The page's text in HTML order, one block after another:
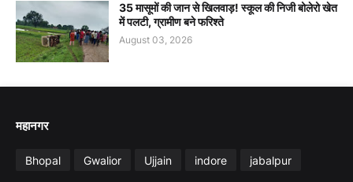
35 मासूमों की जान से खिलवाड़! स्कूल की निजी बोलेरो खेत
में पलटी, ग्रामीण बने फरिश्ते
August 03, 2026
महानगर
Bhopal Gwalior Ujjain indore jabalpur